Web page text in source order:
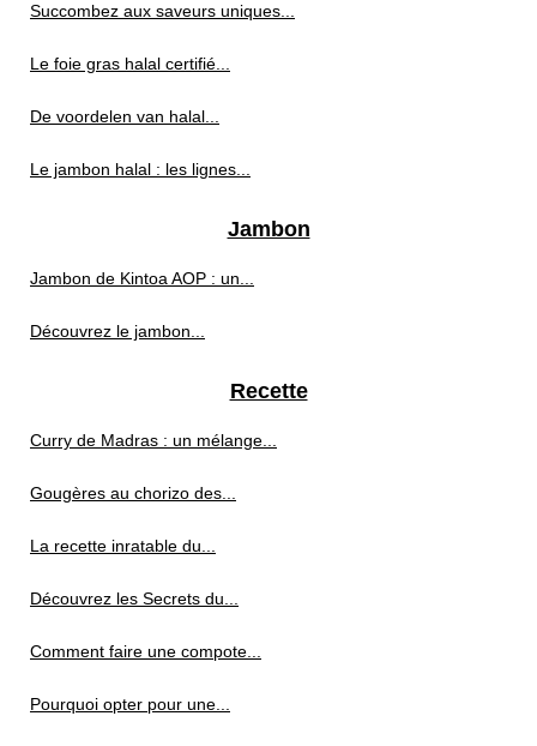
Succombez aux saveurs uniques...
Le foie gras halal certifié...
De voordelen van halal...
Le jambon halal : les lignes...
Jambon
Jambon de Kintoa AOP : un...
Découvrez le jambon...
Recette
Curry de Madras : un mélange...
Gougères au chorizo des...
La recette inratable du...
Découvrez les Secrets du...
Comment faire une compote...
Pourquoi opter pour une...